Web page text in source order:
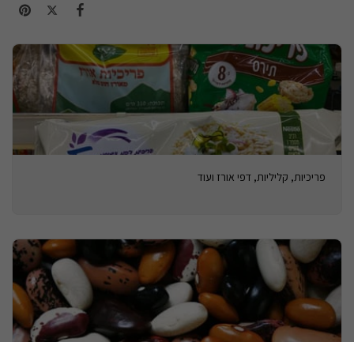
פריכיות, קליליות, דפי אורז ועוד